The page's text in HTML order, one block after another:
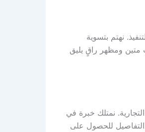
نهتم بتسوية
متين ومظهر راقٍ يليق
نمتلك خبرة في
التفاصيل للحصول على